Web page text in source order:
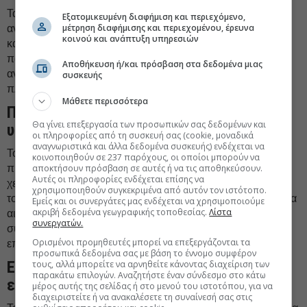
Τα ρομποτικά εργαλεία μιμούνται τις κινήσεις του
ανθρώπινου χεριού, επιτυγχάνονταςμεγαλύτερη ευελιξία
και ακρίβεια. Αυτή η τεχνολογία μειώνει τον μετεγχειρητικό
πόνο, ελαχιστοποιεί τις επιπλοκές και επιταχύνει την
ανάρρωση των ασθενών, καθιστώντας την ιδανική για
πληθώρα επεμβάσεων.
Πλήρης εξοπλισμός και υπηρεσίες
υψηλής ποιότητας
Το Ερρίκος Ντυνάν διαθέτει μια εκτεταμένη γκάμα
προηγμένων ιατρικών συστημάτων, όπως ρομποτική
χειρουργική γόνατος, ψηφιακοί μαστογράφοι με
τομοσύνθεση, λιθοτρίπτες και τελευταίας γενιάς μηχανήματα
αιμοκάθαρσης. Το υψηλό επίπεδο του εξοπλισμού
συνδυάζεται με τη συνεργασία με κορυφαίους ιατρούς,
επιλεγμένους βάσει αυστηρών ποιοτικών κριτηρίων.
Εξειδικευμένα Κέντρα και διαγνωστικά
εργαστήρια
Εξατομικευμένη διαφήμιση και περιεχόμενο,
μέτρηση διαφήμισης και περιεχομένου, έρευνα
κοινού και ανάπτυξη υπηρεσιών
Αποθήκευση ή/και πρόσβαση στα δεδομένα μιας
συσκευής
Μάθετε περισσότερα
Θα γίνει επεξεργασία των προσωπικών σας δεδομένων και
οι πληροφορίες από τη συσκευή σας (cookie, μοναδικά
αναγνωριστικά και άλλα δεδομένα συσκευής) ενδέχεται να
κοινοποιηθούν σε 237 παρόχους, οι οποίοι μπορούν να
αποκτήσουν πρόσβαση σε αυτές ή να τις αποθηκεύσουν.
Αυτές οι πληροφορίες ενδέχεται επίσης να
χρησιμοποιηθούν συγκεκριμένα από αυτόν τον ιστότοπο.
Εμείς και οι συνεργάτες μας ενδέχεται να χρησιμοποιούμε
ακριβή δεδομένα γεωγραφικής τοποθεσίας.Λίστα
συνεργατών.
Ορισμένοι προμηθευτές μπορεί να επεξεργάζονται τα
προσωπικά δεδομένα σας με βάση το έννομο συμφέρον
τους, αλλά μπορείτε να αρνηθείτε κάνοντας διαχείριση των
παρακάτω επιλογών. Αναζητήστε έναν σύνδεσμο στο κάτω
μέρος αυτής της σελίδας ή στο μενού του ιστοτόπου, για να
διαχειριστείτε ή να ανακαλέσετε τη συναίνεσή σας στις